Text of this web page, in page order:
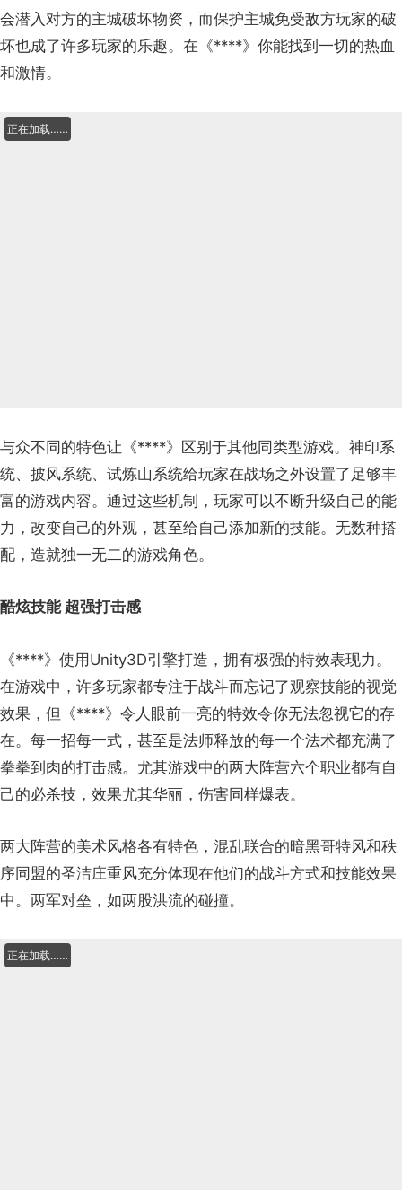
会潜入对方的主城破坏物资，而保护主城免受敌方玩家的破
坏也成了许多玩家的乐趣。在《****》你能找到一切的热血
和激情。
正在加载……
与众不同的特色让《****》区别于其他同类型游戏。神印系
统、披风系统、试炼山系统给玩家在战场之外设置了足够丰
富的游戏内容。通过这些机制，玩家可以不断升级自己的能
力，改变自己的外观，甚至给自己添加新的技能。无数种搭
配，造就独一无二的游戏角色。
酷炫技能 超强打击感
《****》使用Unity3D引擎打造，拥有极强的特效表现力。
在游戏中，许多玩家都专注于战斗而忘记了观察技能的视觉
效果，但《****》令人眼前一亮的特效令你无法忽视它的存
在。每一招每一式，甚至是法师释放的每一个法术都充满了
拳拳到肉的打击感。尤其游戏中的两大阵营六个职业都有自
己的必杀技，效果尤其华丽，伤害同样爆表。
两大阵营的美术风格各有特色，混乱联合的暗黑哥特风和秩
序同盟的圣洁庄重风充分体现在他们的战斗方式和技能效果
中。两军对垒，如两股洪流的碰撞。
正在加载……